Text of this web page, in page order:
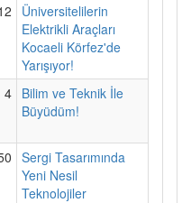
Üniversitelilerin
Elektrikli Araçları
Kocaeli Körfez'de
Yarışıyor!
4 Bilim ve Teknik İle
Büyüdüm!
Sergi Tasarımında
Yeni Nesil
Teknolojiler